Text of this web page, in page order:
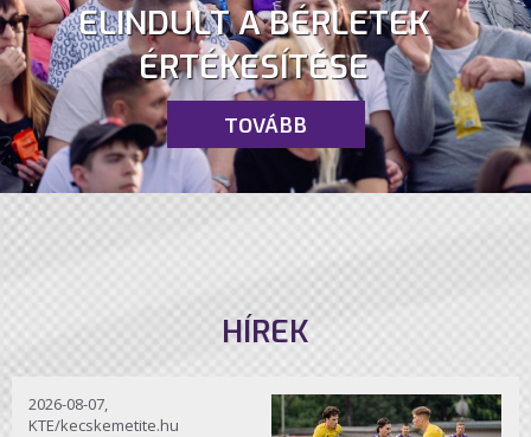
ELINDULT A BÉRLETEK
ÉRTÉKESÍTÉSE
TOVÁBB
HÍREK
2026-08-07,
KTE/kecskemetite.hu